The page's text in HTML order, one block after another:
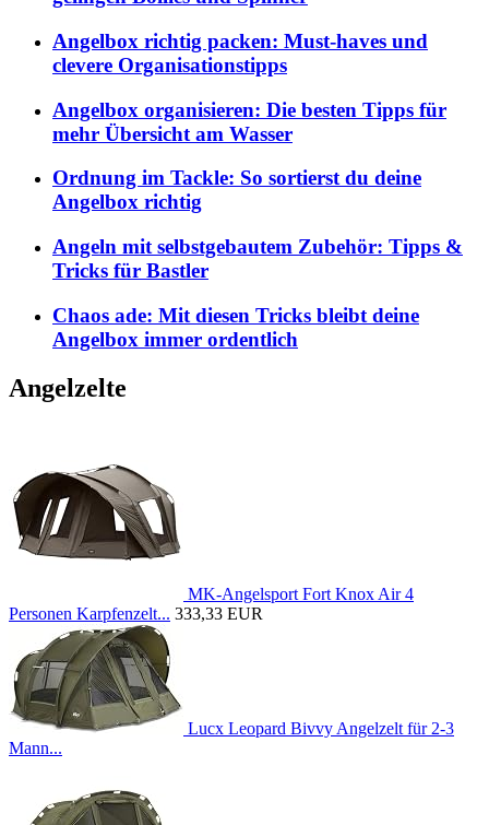
Angelbox richtig packen: Must-haves und
clevere Organisationstipps
Angelbox organisieren: Die besten Tipps für
mehr Übersicht am Wasser
Ordnung im Tackle: So sortierst du deine
Angelbox richtig
Angeln mit selbstgebautem Zubehör: Tipps &
Tricks für Bastler
Chaos ade: Mit diesen Tricks bleibt deine
Angelbox immer ordentlich
Angelzelte
MK-Angelsport Fort Knox Air 4
Personen Karpfenzelt... 333,33 EUR
Lucx Leopard Bivvy Angelzelt für 2-3
Mann...